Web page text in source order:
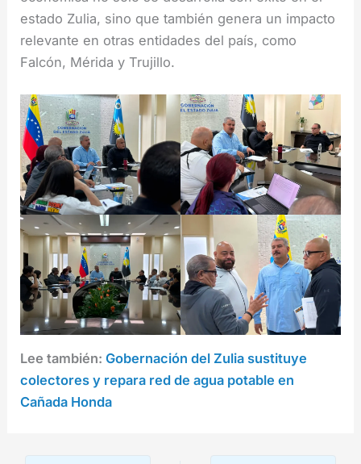
estado Zulia, sino que también genera un impacto
relevante en otras entidades del país, como
Falcón, Mérida y Trujillo.
Lee también:Gobernación del Zulia sustituye
colectores y repara red de agua potable en
Cañada Honda